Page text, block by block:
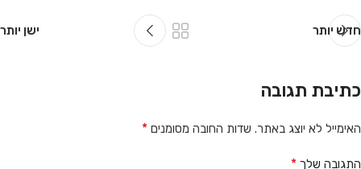
חדש יותר ישן יותר
כתיבת תגובה
האימייל לא יוצג באתר. שדות החובה מסומנים *
התגובה שלך *